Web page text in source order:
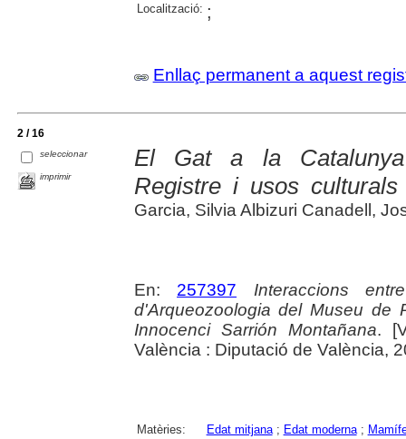
Localització: ;
Enllaç permanent a aquest
2 / 16
seleccionar
imprimir
El Gat a la
Registre i usos culturals
Garcia, Silvia Albizuri Canadell,
En: 257397
Interaccions
d'Arqueozoologia del Museu de
Innocenci Sarrión Montañana.
València : Diputació de València,
Matèries: Edat mitjana; Edat moderna;